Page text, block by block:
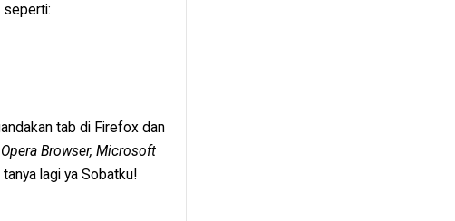
seperti:
tab di Firefox dan
Opera Browser, Microsoft
lagi ya Sobatku!